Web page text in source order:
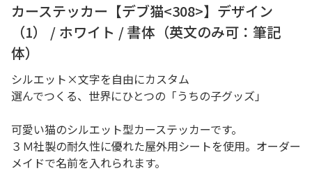
カーステッカー【デブ猫<308>】デザイン
（1） / ホワイト / 書体（英文のみ可：筆記
体）
シルエット×文字を自由にカスタム
選んでつくる、世界にひとつの「うちの子グッズ」
可愛い猫のシルエット型カーステッカーです。
３Ｍ社製の耐久性に優れた屋外用シートを使用。オーダー
メイドで名前を入れられます。